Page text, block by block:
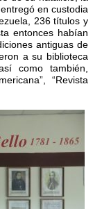
en custodia
236 títulos y
entonces habían
antiguas de
a su biblioteca
como también,
“Revista